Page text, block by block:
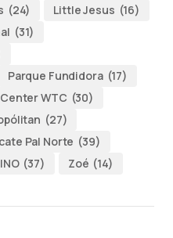
(24) Little Jesus (16)
(31)
Parque Fundidora (17)
WTC (30)
(27)
Pal Norte (39)
(37) Zoé (14)